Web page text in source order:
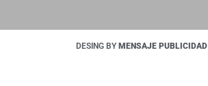
DESING BY MENSAJE PUBLICIDAD